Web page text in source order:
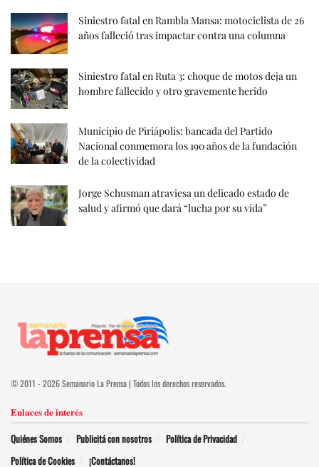
Siniestro fatal en Rambla Mansa: motociclista de 26
años falleció tras impactar contra una columna
Siniestro fatal en Ruta 3: choque de motos deja un
hombre fallecido y otro gravemente herido
Municipio de Piriápolis: bancada del Partido
Nacional conmemora los 190 años de la fundación
de la colectividad
Jorge Schusman atraviesa un delicado estado de
salud y afirmó que dará “lucha por su vida”
© 2011 - 2026 Semanario La Prensa | Todos los derechos reservados.
Enlaces de interés
Quiénes Somos Publicitá con nosotros
Política de Privacidad
Política de Cookies
¡Contáctanos!